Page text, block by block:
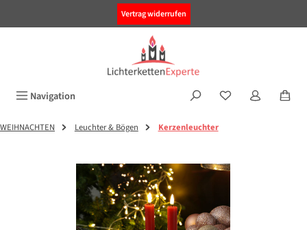
Vertrag widerrufen
Navigation
WEIHNACHTEN Leuchter & Bögen Kerzenleuchter
Bildergalerie überspringen